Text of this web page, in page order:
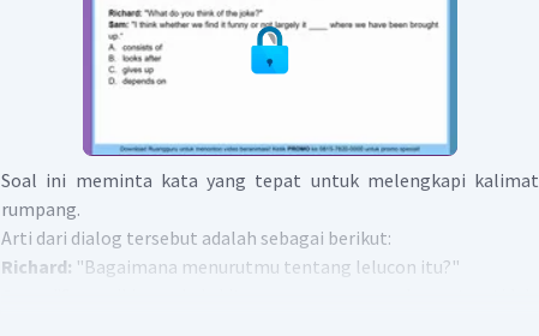
Soal ini meminta kata yang tepat untuk melengkapi kalimat
rumpang.
Arti dari dialog tersebut adalah sebagai berikut:
Richard: "Bagaimana menurutmu tentang lelucon itu?"